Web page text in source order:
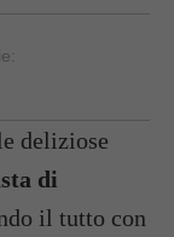
deliziose
di
il tutto con